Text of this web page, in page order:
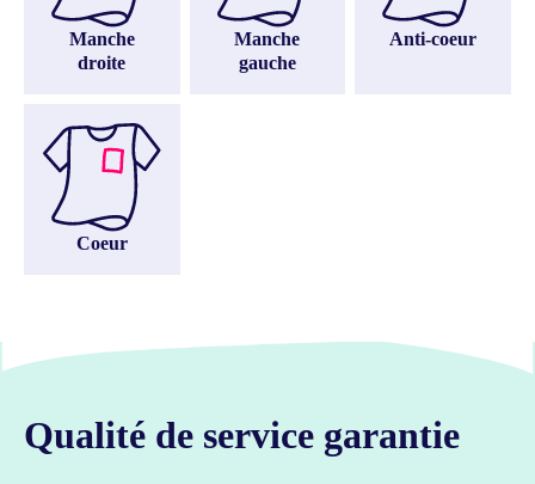
Manche
droite
Manche
gauche
Anti-coeur
Coeur
Qualité de service garantie